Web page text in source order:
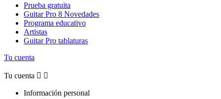
Prueba gratuita
Guitar Pro 8 Novedades
Programa educativo
Artistas
Guitar Pro tablaturas
Tu cuenta
Tu cuenta  
Información personal